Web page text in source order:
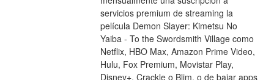
servicios premium de streaming la
película Demon Slayer: Kimetsu No
Yaiba - To the Swordsmith Village como
Netflix, HBO Max, Amazon Prime Video,
Hulu, Fox Premium, Movistar Play,
Disney+, Crackle o Blim, o de bajar apps